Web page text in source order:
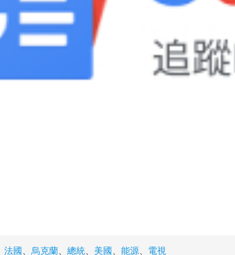
法國、 烏克蘭、 總統、 美國、 能源、 電視